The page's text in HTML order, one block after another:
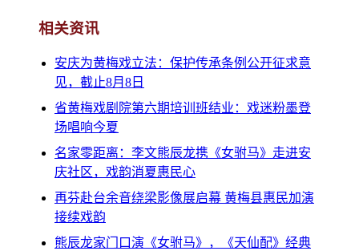
相关资讯
安庆为黄梅戏立法：保护传承条例公开征求意
见，截止8月8日
省黄梅戏剧院第六期培训班结业：戏迷粉墨登
场唱响今夏
名家零距离：李文熊辰龙携《女驸马》走进安
庆社区，戏韵消夏惠民心
再芬赴台余音绕梁影像展启幕 黄梅县惠民加演
接续戏韵
熊辰龙家门口演《女驸马》，《天仙配》经典